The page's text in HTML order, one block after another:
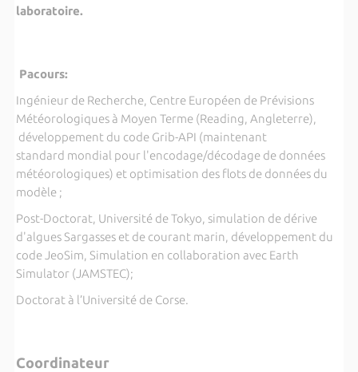
laboratoire.
Pacours:
Ingénieur de Recherche, Centre Européen de Prévisions
Météorologiques à Moyen Terme (Reading, Angleterre),
développement du code Grib-API (maintenant
standard mondial pour l'encodage/décodage de données
météorologiques) et optimisation des flots de données du
modèle ;
Post-Doctorat, Université de Tokyo, simulation de dérive
d'algues Sargasses et de courant marin, développement du
code JeoSim, Simulation en collaboration avec Earth
Simulator (JAMSTEC);
Doctorat à l’Université de Corse.
Coordinateur